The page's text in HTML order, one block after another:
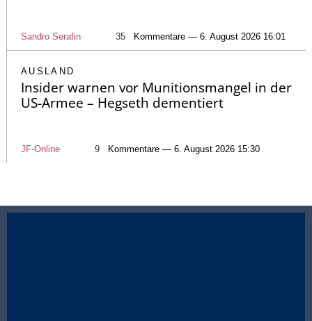
Sandro Serafin 35 Kommentare — 6. August 2026 16:01
AUSLAND
Insider warnen vor Munitionsmangel in der
US-Armee – Hegseth dementiert
JF-Online 9 Kommentare — 6. August 2026 15:30